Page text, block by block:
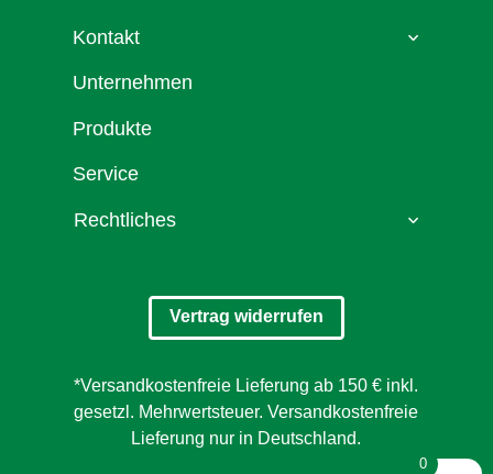
Kontakt
Unternehmen
Produkte
Service
Rechtliches
Vertrag widerrufen
*Versandkostenfreie Lieferung ab 150 € inkl.
gesetzl. Mehrwertsteuer. Versandkostenfreie
Lieferung nur in Deutschland.
0